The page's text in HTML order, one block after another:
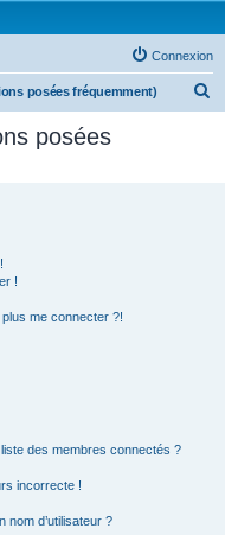
Connexion
posées fréquemment)
posées
!
me connecter ?!
des membres connectés ?
incorrecte !
nom d’utilisateur ?